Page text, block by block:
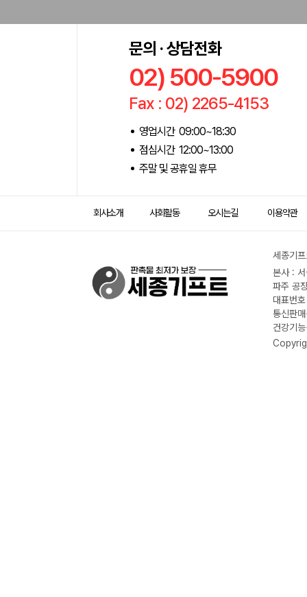
문의 · 상담전화
02) 500-5900
Fax : 02) 2265-4153
영업시간 09:00~18:30
점심시간 12:00~13:00
주말 및 공휴일 휴무
회사소개 사회활동 오시는길 이용약관
세종기
본사 :
파주 공
대표번
통신판
건강기